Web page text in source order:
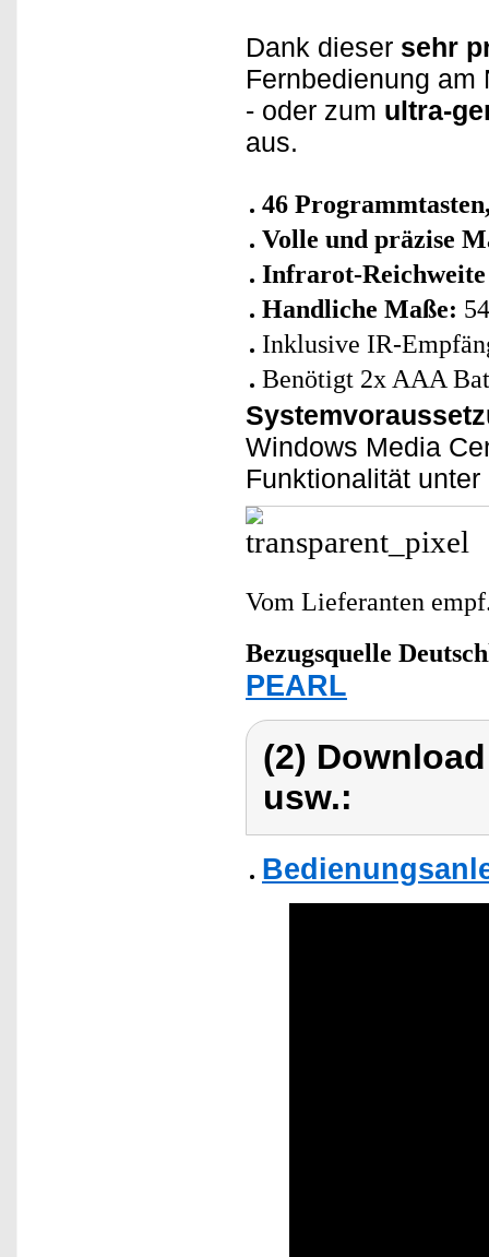
Dank dieser sehr
Fernbedienung
- oder zum ultra-
aus.
46
Volle und präzise
Infrarot-
Handliche Maße:
Inklusive IR-
Benötigt 2x AAA
Windows Media
Funktionalität
Vom Lieferanten
Bezugsquelle
PEARL
(2)
usw.: